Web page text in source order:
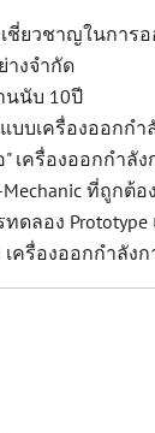
เชี่ยวชาญในกา
งจำกัด
นนับ 10ปี
บเครื่องออกก
เครื่องออกกำ
ที่ถูกต้อ
ดลอง
เครื่องออกกำลั